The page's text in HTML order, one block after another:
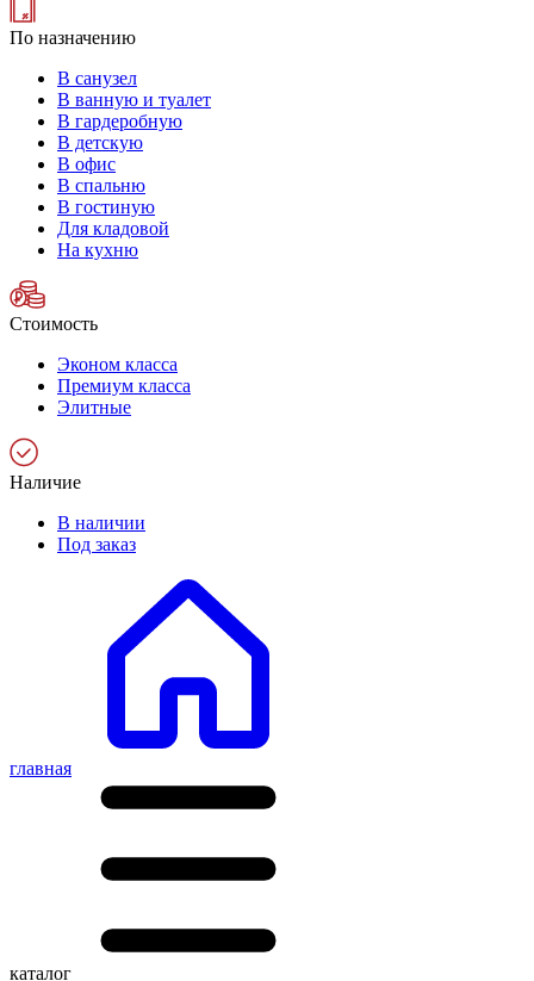
По назначению
В санузел
В ванную и туалет
В гардеробную
В детскую
В офис
В спальню
В гостиную
Для кладовой
На кухню
Стоимость
Эконом класса
Премиум класса
Элитные
Наличие
В наличии
Под заказ
главная
каталог